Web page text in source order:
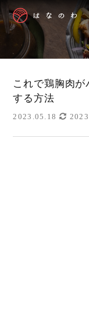
これで鶏胸肉が
する方法
2023.05.18